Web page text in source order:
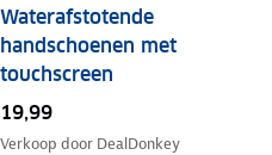
Waterafstotende
handschoenen met
touchscreen
19,99
Verkoop door DealDonkey